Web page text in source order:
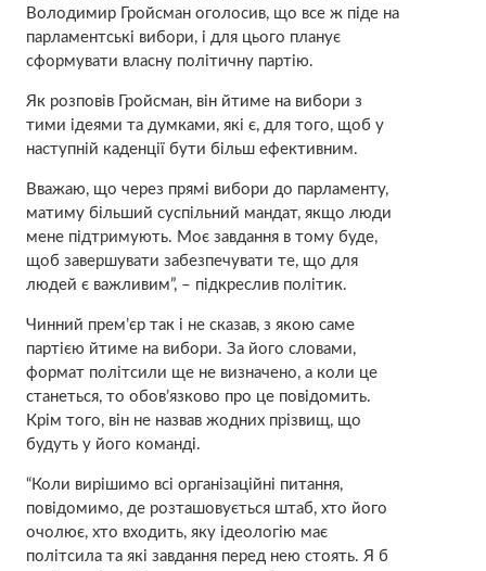
Володимир Гройсман оголосив, що все ж піде на
парламентські вибори, і для цього планує
сформувати власну політичну партію.
Як розповів Гройсман, він йтиме на вибори з
тими ідеями та думками, які є, для того, щоб у
наступній каденції бути більш ефективним.
Вважаю, що через прямі вибори до парламенту,
матиму більший суспільний мандат, якщо люди
мене підтримують. Моє завдання в тому буде,
щоб завершувати забезпечувати те, що для
людей є важливим”, – підкреслив політик.
Чинний прем’єр так і не сказав, з якою саме
партією йтиме на вибори. За його словами,
формат політсили ще не визначено, а коли це
станеться, то обов’язково про це повідомить.
Крім того, він не назвав жодних прізвищ, що
будуть у його команді.
“Коли вирішимо всі організаційні питання,
повідомимо, де розташовується штаб, хто його
очолює, хто входить, яку ідеологію має
політсила та які завдання перед нею стоять. Я б